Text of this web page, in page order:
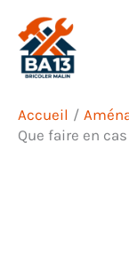
contenu
Accueil
Que faire en
Rechercher